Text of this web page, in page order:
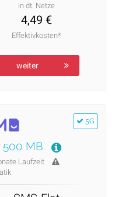
in dt. Netze
4,49 €
Effektivkosten*
weiter
5G
500 MB
Laufzeit